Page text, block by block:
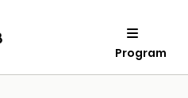
Program